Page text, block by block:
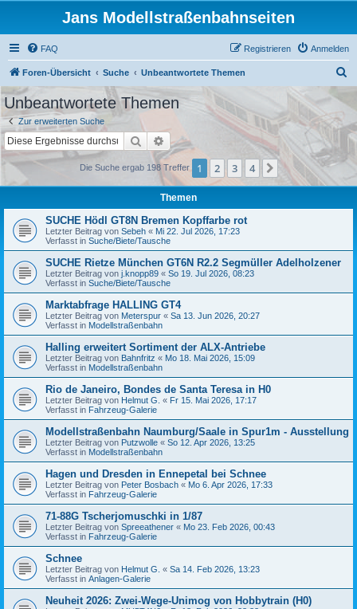
Jans Modellstraßenbahnseiten
FAQ Anmelden
Registrieren
Foren-Übersicht Suche Unbeantwortete Themen
c
h
Unbeantwortete Themen
Zur erweiterten Suche
Suche Erweiterte Suche
Die Suche ergab 198 Treffer 1 2 3 4 Nächste
Themen
SUCHE Hödl GT8N Bremen Kopffarbe rot
Letzter Beitrag von Sebeh « Mi 22. Jul 2026, 17:23
Verfasst in Suche/Biete/Tausche
SUCHE Rietze München GT6N R2.2 Segmüller Adelholzener
Letzter Beitrag von j.knopp89 « So 19. Jul 2026, 08:23
Verfasst in Suche/Biete/Tausche
Marktabfrage HALLING GT4
Letzter Beitrag von Meterspur « Sa 13. Jun 2026, 20:27
Verfasst in Modellstraßenbahn
Halling erweitert Sortiment der ALX-Antriebe
Letzter Beitrag von Bahnfritz « Mo 18. Mai 2026, 15:09
Verfasst in Modellstraßenbahn
Rio de Janeiro, Bondes de Santa Teresa in H0
Letzter Beitrag von Helmut G. « Fr 15. Mai 2026, 17:17
Verfasst in Fahrzeug-Galerie
Modellstraßenbahn Naumburg/Saale in Spur1m - Ausstellung
Letzter Beitrag von Putzwolle « So 12. Apr 2026, 13:25
Verfasst in Modellstraßenbahn
Hagen und Dresden in Ennepetal bei Schnee
Letzter Beitrag von Peter Bosbach « Mo 6. Apr 2026, 17:33
Verfasst in Fahrzeug-Galerie
71-88G Tscherjomuschki in 1/87
Letzter Beitrag von Spreeathener « Mo 23. Feb 2026, 00:43
Verfasst in Fahrzeug-Galerie
Schnee
Letzter Beitrag von Helmut G. « Sa 14. Feb 2026, 13:23
Verfasst in Anlagen-Galerie
Neuheit 2026: Zwei-Wege-Unimog von Hobbytrain (H0)